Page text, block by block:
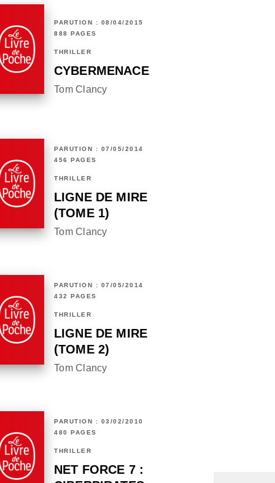
PARUTION : 08/04/2015
888 PAGES
THRILLER
CYBERMENACE
Tom Clancy
PARUTION : 07/05/2014
456 PAGES
THRILLER
LIGNE DE MIRE
(TOME 1)
Tom Clancy
PARUTION : 07/05/2014
432 PAGES
THRILLER
LIGNE DE MIRE
(TOME 2)
Tom Clancy
PARUTION : 03/02/2010
480 PAGES
THRILLER
NET FORCE 7 :